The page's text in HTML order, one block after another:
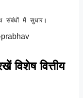
संबंधों में सुधार।
विशेष वित्तीय